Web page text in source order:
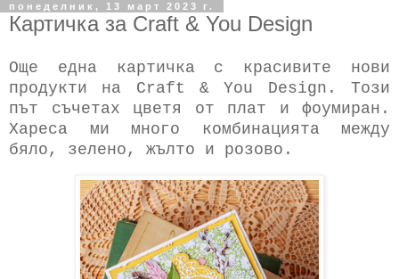
понеделник, 13 март 2023 г.
Картичка за Craft & You Design
Още една картичка с красивите нови
продукти на Craft & You Design. Този
път съчетах цветя от плат и фоумиран.
Хареса ми много комбинацията между
бяло, зелено, жълто и розово.